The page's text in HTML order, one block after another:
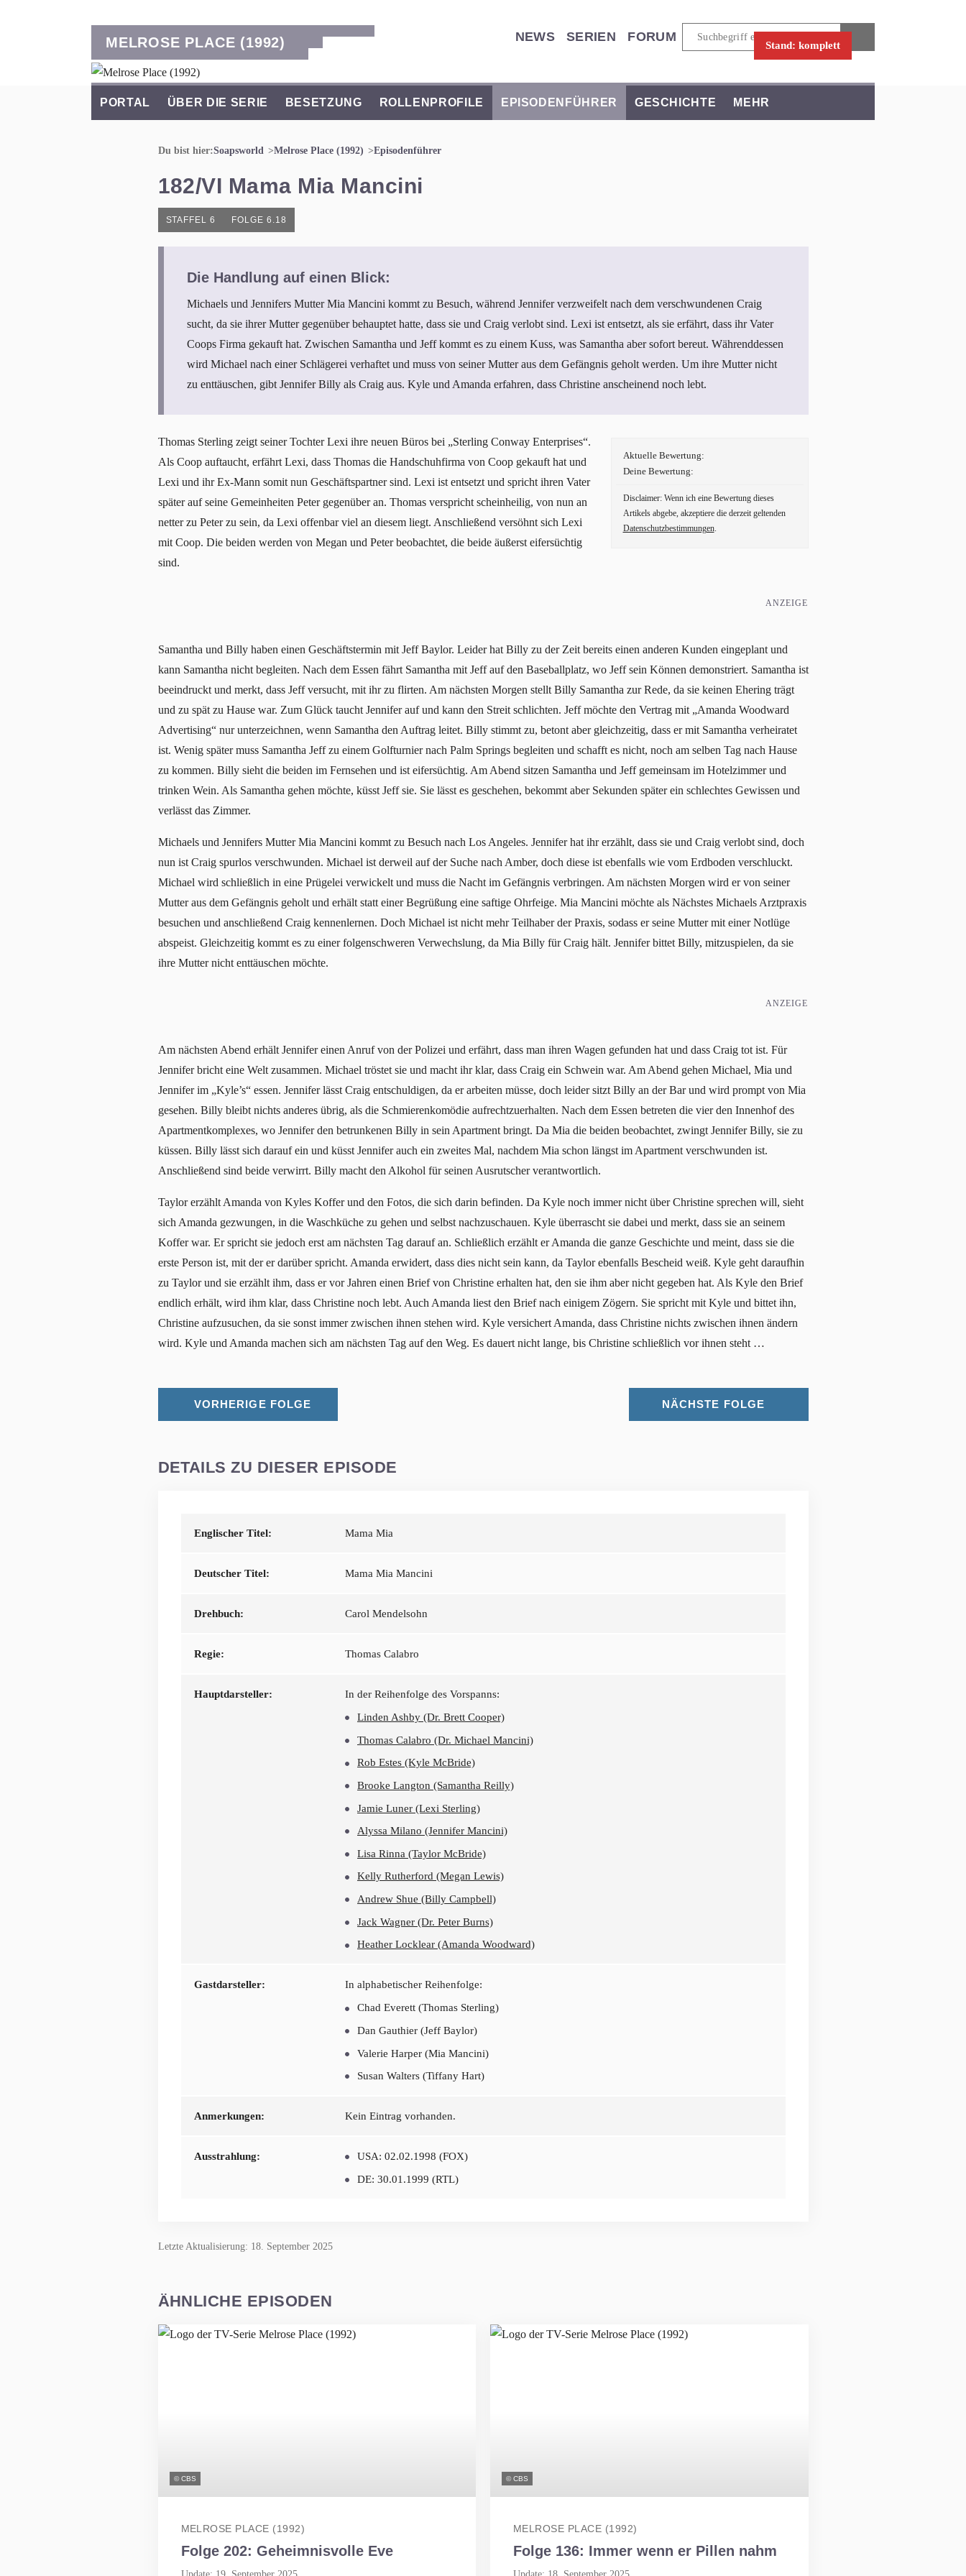
NEWS SERIEN FORUM
MELROSE PLACE (1992) Stand: komplett
PORTAL ÜBER DIE SERIE BESETZUNG ROLLENPROFILE EPISODENFÜHRER GESCHICHTE MEHR
Du bist hier:Soapsworld Melrose Place (1992) Episodenführer
182/VI Mama Mia Mancini
STAFFEL 6 FOLGE 6.18
Die Handlung auf einen Blick:
Michaels und Jennifers Mutter Mia Mancini kommt zu Besuch, während Jennifer verzweifelt nach dem verschwundenen Craig
sucht, da sie ihrer Mutter gegenüber behauptet hatte, dass sie und Craig verlobt sind. Lexi ist entsetzt, als sie erfährt, dass ihr Vater
Coops Firma gekauft hat. Zwischen Samantha und Jeff kommt es zu einem Kuss, was Samantha aber sofort bereut. Währenddessen
wird Michael nach einer Schlägerei verhaftet und muss von seiner Mutter aus dem Gefängnis geholt werden. Um ihre Mutter nicht
zu enttäuschen, gibt Jennifer Billy als Craig aus. Kyle und Amanda erfahren, dass Christine anscheinend noch lebt.
Aktuelle Bewertung:
Deine Bewertung:
Disclaimer: Wenn ich eine Bewertung dieses
Artikels abgebe, akzeptiere die derzeit geltenden
Datenschutzbestimmungen.
Thomas Sterling zeigt seiner Tochter Lexi ihre neuen Büros bei „Sterling Conway Enterprises“.
Als Coop auftaucht, erfährt Lexi, dass Thomas die Handschuhfirma von Coop gekauft hat und
Lexi und ihr Ex-Mann somit nun Geschäftspartner sind. Lexi ist entsetzt und spricht ihren Vater
später auf seine Gemeinheiten Peter gegenüber an. Thomas verspricht scheinheilig, von nun an
netter zu Peter zu sein, da Lexi offenbar viel an diesem liegt. Anschließend versöhnt sich Lexi
mit Coop. Die beiden werden von Megan und Peter beobachtet, die beide äußerst eifersüchtig
sind.
ANZEIGE
Samantha und Billy haben einen Geschäftstermin mit Jeff Baylor. Leider hat Billy zu der Zeit bereits einen anderen Kunden eingeplant und
kann Samantha nicht begleiten. Nach dem Essen fährt Samantha mit Jeff auf den Baseballplatz, wo Jeff sein Können demonstriert. Samantha ist
beeindruckt und merkt, dass Jeff versucht, mit ihr zu flirten. Am nächsten Morgen stellt Billy Samantha zur Rede, da sie keinen Ehering trägt
und zu spät zu Hause war. Zum Glück taucht Jennifer auf und kann den Streit schlichten. Jeff möchte den Vertrag mit „Amanda Woodward
Advertising“ nur unterzeichnen, wenn Samantha den Auftrag leitet. Billy stimmt zu, betont aber gleichzeitig, dass er mit Samantha verheiratet
ist. Wenig später muss Samantha Jeff zu einem Golfturnier nach Palm Springs begleiten und schafft es nicht, noch am selben Tag nach Hause
zu kommen. Billy sieht die beiden im Fernsehen und ist eifersüchtig. Am Abend sitzen Samantha und Jeff gemeinsam im Hotelzimmer und
trinken Wein. Als Samantha gehen möchte, küsst Jeff sie. Sie lässt es geschehen, bekommt aber Sekunden später ein schlechtes Gewissen und
verlässt das Zimmer.
Michaels und Jennifers Mutter Mia Mancini kommt zu Besuch nach Los Angeles. Jennifer hat ihr erzählt, dass sie und Craig verlobt sind, doch
nun ist Craig spurlos verschwunden. Michael ist derweil auf der Suche nach Amber, doch diese ist ebenfalls wie vom Erdboden verschluckt.
Michael wird schließlich in eine Prügelei verwickelt und muss die Nacht im Gefängnis verbringen. Am nächsten Morgen wird er von seiner
Mutter aus dem Gefängnis geholt und erhält statt einer Begrüßung eine saftige Ohrfeige. Mia Mancini möchte als Nächstes Michaels Arztpraxis
besuchen und anschließend Craig kennenlernen. Doch Michael ist nicht mehr Teilhaber der Praxis, sodass er seine Mutter mit einer Notlüge
abspeist. Gleichzeitig kommt es zu einer folgenschweren Verwechslung, da Mia Billy für Craig hält. Jennifer bittet Billy, mitzuspielen, da sie
ihre Mutter nicht enttäuschen möchte.
ANZEIGE
Am nächsten Abend erhält Jennifer einen Anruf von der Polizei und erfährt, dass man ihren Wagen gefunden hat und dass Craig tot ist. Für
Jennifer bricht eine Welt zusammen. Michael tröstet sie und macht ihr klar, dass Craig ein Schwein war. Am Abend gehen Michael, Mia und
Jennifer im „Kyle’s“ essen. Jennifer lässt Craig entschuldigen, da er arbeiten müsse, doch leider sitzt Billy an der Bar und wird prompt von Mia
gesehen. Billy bleibt nichts anderes übrig, als die Schmierenkomödie aufrechtzuerhalten. Nach dem Essen betreten die vier den Innenhof des
Apartmentkomplexes, wo Jennifer den betrunkenen Billy in sein Apartment bringt. Da Mia die beiden beobachtet, zwingt Jennifer Billy, sie zu
küssen. Billy lässt sich darauf ein und küsst Jennifer auch ein zweites Mal, nachdem Mia schon längst im Apartment verschwunden ist.
Anschließend sind beide verwirrt. Billy macht den Alkohol für seinen Ausrutscher verantwortlich.
Taylor erzählt Amanda von Kyles Koffer und den Fotos, die sich darin befinden. Da Kyle noch immer nicht über Christine sprechen will, sieht
sich Amanda gezwungen, in die Waschküche zu gehen und selbst nachzuschauen. Kyle überrascht sie dabei und merkt, dass sie an seinem
Koffer war. Er spricht sie jedoch erst am nächsten Tag darauf an. Schließlich erzählt er Amanda die ganze Geschichte und meint, dass sie die
erste Person ist, mit der er darüber spricht. Amanda erwidert, dass dies nicht sein kann, da Taylor ebenfalls Bescheid weiß. Kyle geht daraufhin
zu Taylor und sie erzählt ihm, dass er vor Jahren einen Brief von Christine erhalten hat, den sie ihm aber nicht gegeben hat. Als Kyle den Brief
endlich erhält, wird ihm klar, dass Christine noch lebt. Auch Amanda liest den Brief nach einigem Zögern. Sie spricht mit Kyle und bittet ihn,
Christine aufzusuchen, da sie sonst immer zwischen ihnen stehen wird. Kyle versichert Amanda, dass Christine nichts zwischen ihnen ändern
wird. Kyle und Amanda machen sich am nächsten Tag auf den Weg. Es dauert nicht lange, bis Christine schließlich vor ihnen steht …
VORHERIGE FOLGE NÄCHSTE FOLGE
DETAILS ZU DIESER EPISODE
Englischer Titel: Mama Mia
Deutscher Titel: Mama Mia Mancini
Drehbuch: Carol Mendelsohn
Regie: Thomas Calabro
Hauptdarsteller:
In der Reihenfolge des Vorspanns:
Linden Ashby (Dr. Brett Cooper)
Thomas Calabro (Dr. Michael Mancini)
Rob Estes (Kyle McBride)
Brooke Langton (Samantha Reilly)
Jamie Luner (Lexi Sterling)
Alyssa Milano (Jennifer Mancini)
Lisa Rinna (Taylor McBride)
Kelly Rutherford (Megan Lewis)
Andrew Shue (Billy Campbell)
Jack Wagner (Dr. Peter Burns)
Heather Locklear (Amanda Woodward)
Gastdarsteller:
In alphabetischer Reihenfolge:
Chad Everett (Thomas Sterling)
Dan Gauthier (Jeff Baylor)
Valerie Harper (Mia Mancini)
Susan Walters (Tiffany Hart)
Anmerkungen: Kein Eintrag vorhanden.
Ausstrahlung:
USA: 02.02.1998 (FOX)
DE: 30.01.1999 (RTL)
Letzte Aktualisierung: 18. September 2025
ÄHNLICHE EPISODEN
© CBS
MELROSE PLACE (1992)
Folge 202: Geheimnisvolle Eve
© CBS
MELROSE PLACE (1992)
Folge 136: Immer wenn er Pillen nahm